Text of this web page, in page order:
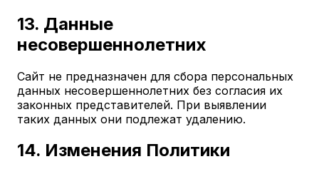
13. Данные
несовершеннолетних
Сайт не предназначен для сбора персональных
данных несовершеннолетних без согласия их
законных представителей. При выявлении
таких данных они подлежат удалению.
14. Изменения Политики